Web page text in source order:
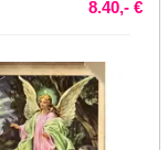
8.40,- €